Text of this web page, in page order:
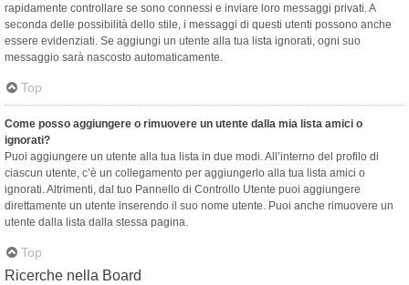
rapidamente controllare se sono connessi e inviare loro messaggi privati. A
seconda delle possibilità dello stile, i messaggi di questi utenti possono anche
essere evidenziati. Se aggiungi un utente alla tua lista ignorati, ogni suo
messaggio sarà nascosto automaticamente.
Top
Come posso aggiungere o rimuovere un utente dalla mia lista amici o
ignorati?
Puoi aggiungere un utente alla tua lista in due modi. All’interno del profilo di
ciascun utente, c’è un collegamento per aggiungerlo alla tua lista amici o
ignorati. Altrimenti, dal tuo Pannello di Controllo Utente puoi aggiungere
direttamente un utente inserendo il suo nome utente. Puoi anche rimuovere un
utente dalla lista dalla stessa pagina.
Top
Ricerche nella Board